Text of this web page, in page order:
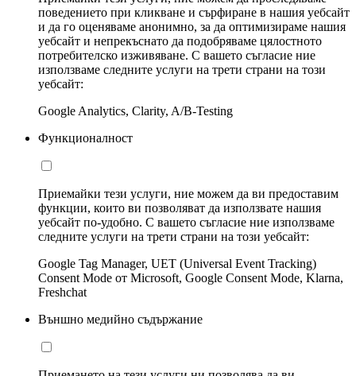
поведението при кликване и сърфиране в нашия уебсайт
и да го оценяваме анонимно, за да оптимизираме нашия
уебсайт и непрекъснато да подобряваме цялостното
потребителско изживяване. С вашето съгласие ние
използваме следните услуги на трети страни на този
уебсайт:
Google Analytics, Clarity, A/B-Testing
Функционалност
Приемайки тези услуги, ние можем да ви предоставим
функции, които ви позволяват да използвате нашия
уебсайт по-удобно. С вашето съгласие ние използваме
следните услуги на трети страни на този уебсайт:
Google Tag Manager, UET (Universal Event Tracking)
Consent Mode от Microsoft, Google Consent Mode, Klarna,
Freshchat
Външно медийно съдържание